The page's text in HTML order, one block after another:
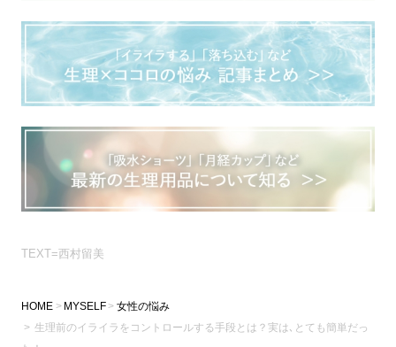
TEXT=西村留美
HOME MYSELF
女性の悩み
生理前のイライラをコントロールする手段とは？実は､とても簡単だっ